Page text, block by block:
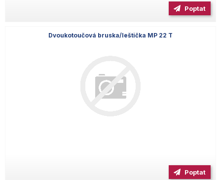
Poptat
Dvoukotoučová bruska/leštička MP 22 T
Poptat